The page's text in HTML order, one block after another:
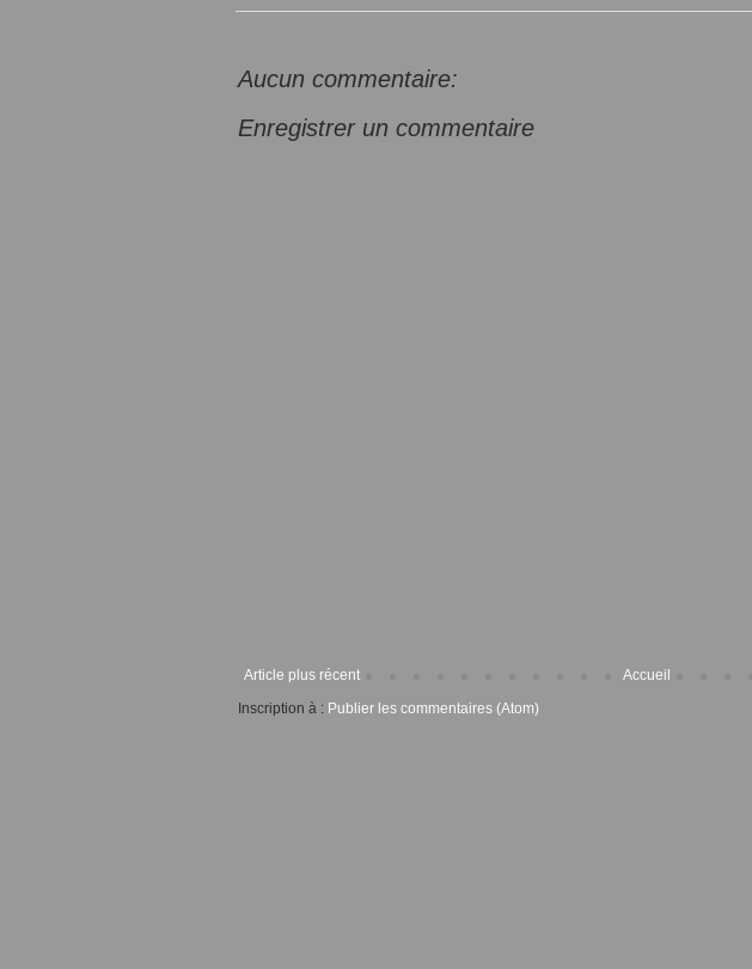
Aucun commentaire:
Enregistrer un commentaire
Article plus récent
Accueil
Inscription à : Publier les commentaires (Atom)